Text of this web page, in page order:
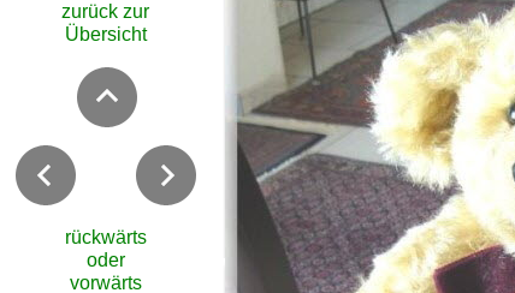
zurück zur
Übersicht
rückwärts
oder
vorwärts